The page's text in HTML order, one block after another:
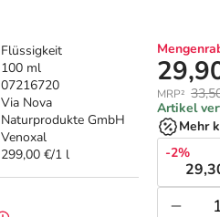
Flüssigkeit
100 ml
07216720
Via Nova
Naturprodukte GmbH
Venoxal
299,00 €/1 l
MRP²
Artikel
Mehr
-2%